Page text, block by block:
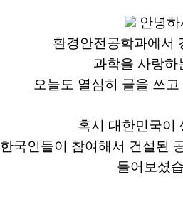
안녕하
환경안전공학과에서
과학을 사랑하
오늘도 열심히 글을 쓰고
혹시 대한민국이
한국인들이 참여해서 건설된
들어보셨